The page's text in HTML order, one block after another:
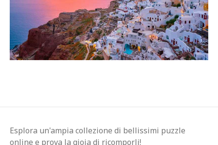
Esplora un'ampia collezione di bellissimi puzzle
online e prova la gioia di ricomporli!